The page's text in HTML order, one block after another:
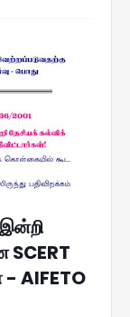
- AIFETO